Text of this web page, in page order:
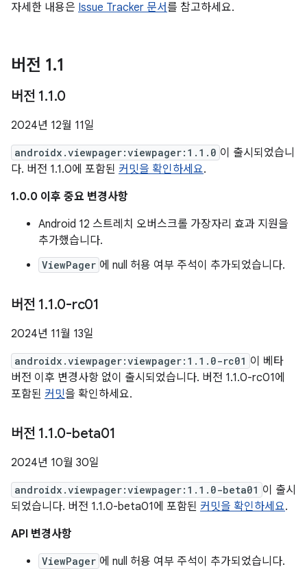
자세한 내용은 Issue Tracker 문서를 참고하세요.
버전 1.1
버전 1.1.0
2024년 12월 11일
androidx.viewpager:viewpager:1.1.0 이 출시되었습니
다. 버전 1.1.0에 포함된 커밋을 확인하세요.
1.0.0 이후 중요 변경사항
Android 12 스트레치 오버스크롤 가장자리 효과 지원을
추가했습니다.
ViewPager 에 null 허용 여부 주석이 추가되었습니다.
버전 1.1.0-rc01
2024년 11월 13일
androidx.viewpager:viewpager:1.1.0-rc01 이 베타
버전 이후 변경사항 없이 출시되었습니다. 버전 1.1.0-rc01에
포함된 커밋을 확인하세요.
버전 1.1.0-beta01
2024년 10월 30일
androidx.viewpager:viewpager:1.1.0-beta01 이 출시
되었습니다. 버전 1.1.0-beta01에 포함된 커밋을 확인하세요.
API 변경사항
ViewPager 에 null 허용 여부 주석이 추가되었습니다.